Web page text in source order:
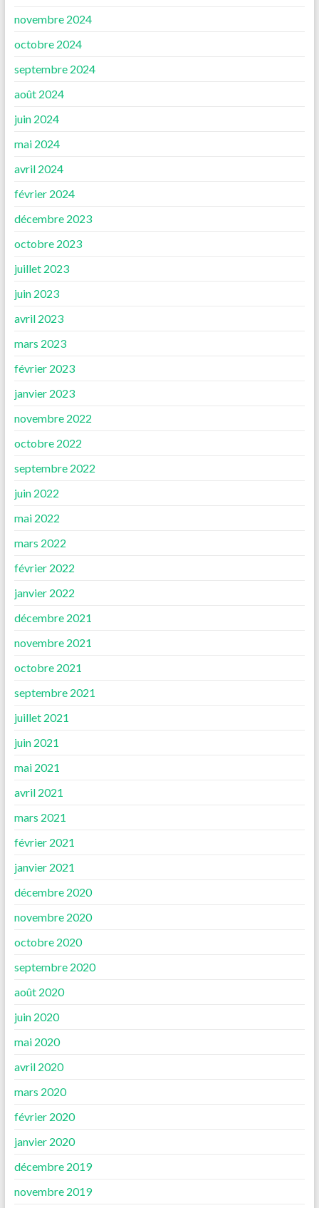
novembre 2024
octobre 2024
septembre 2024
août 2024
juin 2024
mai 2024
avril 2024
février 2024
décembre 2023
octobre 2023
juillet 2023
juin 2023
avril 2023
mars 2023
février 2023
janvier 2023
novembre 2022
octobre 2022
septembre 2022
juin 2022
mai 2022
mars 2022
février 2022
janvier 2022
décembre 2021
novembre 2021
octobre 2021
septembre 2021
juillet 2021
juin 2021
mai 2021
avril 2021
mars 2021
février 2021
janvier 2021
décembre 2020
novembre 2020
octobre 2020
septembre 2020
août 2020
juin 2020
mai 2020
avril 2020
mars 2020
février 2020
janvier 2020
décembre 2019
novembre 2019